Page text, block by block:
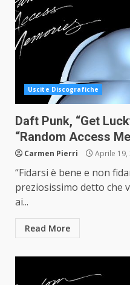
Uscite Discografiche
Daft Punk, “Get
“Random Access
Carmen Pierri Aprile 19,
“Fidarsi è bene e non
preziosissimo detto che
ai...
Read More